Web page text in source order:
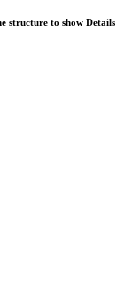
structure to show Details